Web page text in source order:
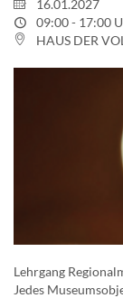
16.01.2027
09:00 - 17:00
HAUS DER
Lehrgang
Jedes